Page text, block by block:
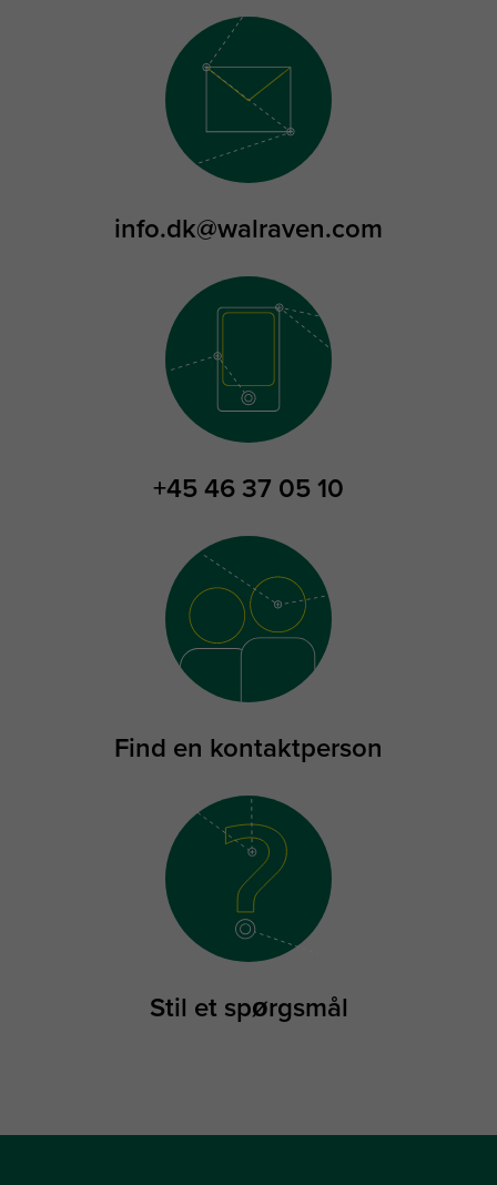
info.dk@walraven.com
+45 46 37 05 10
Find en kontaktperson
Stil et spørgsmål